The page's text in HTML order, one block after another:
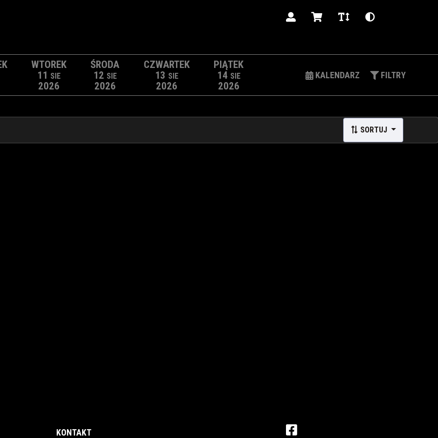
WTOREK
11 SIE
2026
ŚRODA
12 SIE
2026
CZWARTEK
13 SIE
2026
PIĄTEK
14 SIE
2026
KALENDARZ FILTRY
SORTUJ
KONTAKT